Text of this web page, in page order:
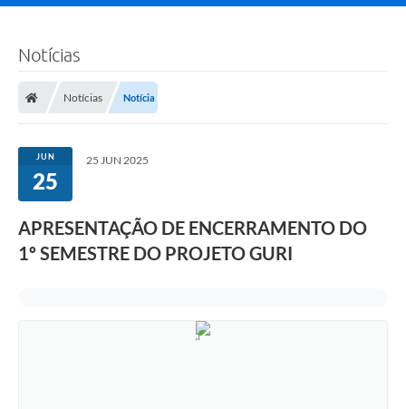
Notícias
Notícias Notícia
JUN
25
25 JUN 2025
APRESENTAÇÃO DE ENCERRAMENTO DO
1º SEMESTRE DO PROJETO GURI